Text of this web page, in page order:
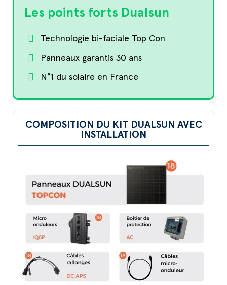
Les points forts Dualsun
Technologie bi-faciale Top Con
Panneaux garantis 30 ans​
N°1 du solaire en France
COMPOSITION DU KIT DUALSUN AVEC
INSTALLATION